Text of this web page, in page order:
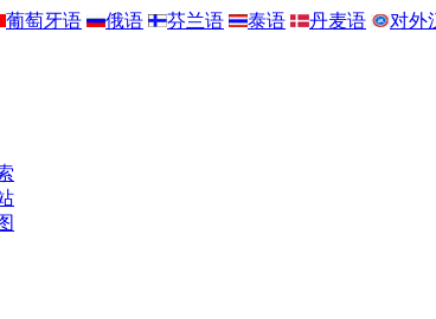
葡萄牙语 俄语 芬兰语 泰语 丹麦语
对外